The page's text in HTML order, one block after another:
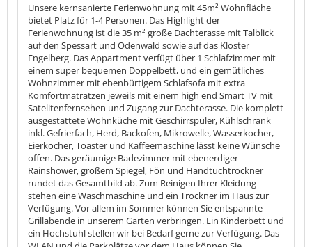
Unsere kernsanierte Ferienwohnung mit 45m² Wohnfläche
bietet Platz für 1-4 Personen. Das Highlight der
Ferienwohnung ist die 35 m² große Dachterasse mit Talblick
auf den Spessart und Odenwald sowie auf das Kloster
Engelberg. Das Appartment verfügt über 1 Schlafzimmer mit
einem super bequemen Doppelbett, und ein gemütliches
Wohnzimmer mit ebenbürtigem Schlafsofa mit extra
Komfortmatratzen jeweils mit einem high end Smart TV mit
Satelitenfernsehen und Zugang zur Dachterasse. Die komplett
ausgestattete Wohnküche mit Geschirrspüler, Kühlschrank
inkl. Gefrierfach, Herd, Backofen, Mikrowelle, Wasserkocher,
Eierkocher, Toaster und Kaffeemaschine lässt keine Wünsche
offen. Das geräumige Badezimmer mit ebenerdiger
Rainshower, großem Spiegel, Fön und Handtuchtrockner
rundet das Gesamtbild ab. Zum Reinigen Ihrer Kleidung
stehen eine Waschmaschine und ein Trockner im Haus zur
Verfügung. Vor allem im Sommer können Sie entspannte
Grillabende in unserem Garten verbringen. Ein Kinderbett und
ein Hochstuhl stellen wir bei Bedarf gerne zur Verfügung. Das